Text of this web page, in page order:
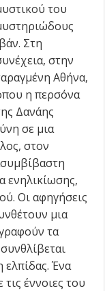
του
Στη
στην
Αθήνα,
η περσόνα
Δανάης
σε μια
στον
ενηλικίωσης,
Οι αφηγήσεις
μια
τα
Ένα
έννοιες του